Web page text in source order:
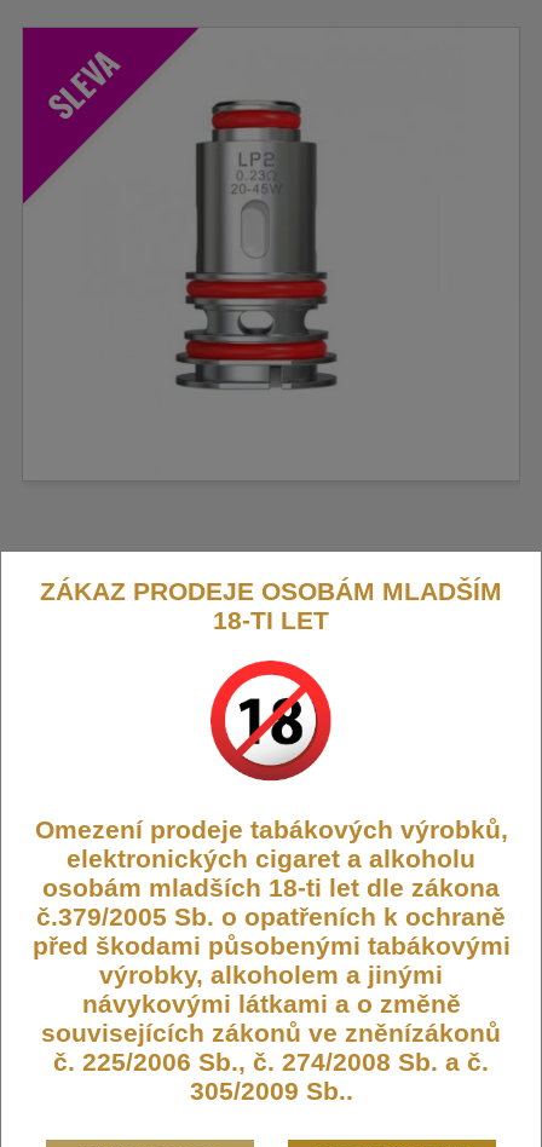
SLEVA
Smoktech LP2 žhavicí hlava Meshed
Tato mesh žhavicí hlava je kompatibilní s vybranými Smoktech
zařízeními. Nabízí odpor 0,23 ohm, který je ideální pro přímé
Kód:
COIL-SMOK-LP2-MESH-023
Dostupnost: Skladem
Počet ks:
206 ks
99,- KČ
65,- KČ
DO KOŠÍKU
ZÁKAZ PRODEJE OSOBÁM MLADŠÍM
18-TI LET
Omezení prodeje tabákových výrobků,
elektronických cigaret a alkoholu
osobám mladších 18-ti let dle zákona
č.379/2005 Sb. o opatřeních k ochraně
před škodami působenými tabákovými
výrobky, alkoholem a jinými
návykovými látkami a o změně
souvisejících zákonů ve zněnízákonů
č. 225/2006 Sb., č. 274/2008 Sb. a č.
305/2009 Sb..